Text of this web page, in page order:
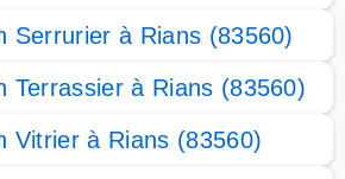
Serrurier à Rians (83560)
Terrassier à Rians (83560)
Vitrier à Rians (83560)